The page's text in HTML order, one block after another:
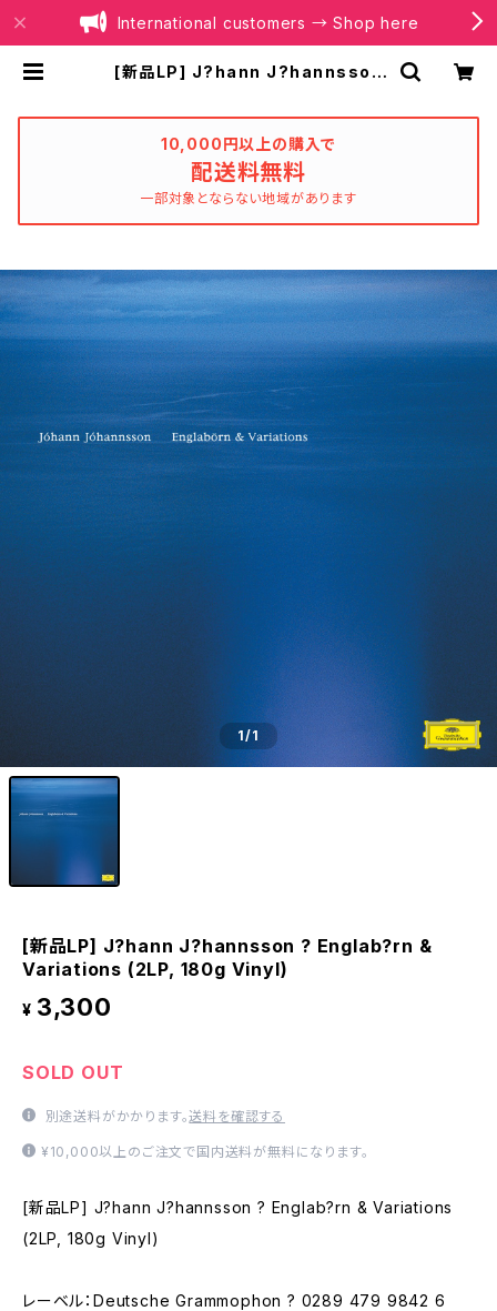
International customers → Shop here
[新品LP] J?hann J?hannsson
RDS®
10,000円以上の購入で
配送料無料
一部対象とならない地域があります
1/1
[新品LP] J?hann J?hannsson ? Englab?rn &
Variations (2LP, 180g Vinyl)
¥ 3,300
SOLD OUT
別途送料がかかります。送料を確認する
¥10,000以上のご注文で国内送料が無料になります。
[新品LP] J?hann J?hannsson ? Englab?rn & Variations
(2LP, 180g Vinyl)
レーベル：Deutsche Grammophon ? 0289 479 9842 6